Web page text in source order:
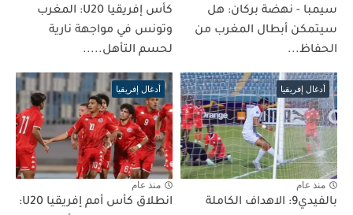
سيمبا - نهضة بركان: هل
سيتمكن أبطال المغرب من
الحفاظ...
كأس إفريقيا U20: المغرب
وتونس في مواجهة نارية
لحسم التأهل.....
أدغال إفريقيا
منذ عام
بالفيدي9: الاهداف الكاملة
أدغال إفريقيا
منذ عام
انطلاق كأس أمم إفريقيا U20: